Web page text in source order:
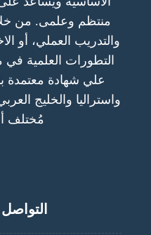
منتظم وعلمى. من
والتدريب العملي، أو
التطورات العلمية
علي شهادة معتمدة
مُختلف